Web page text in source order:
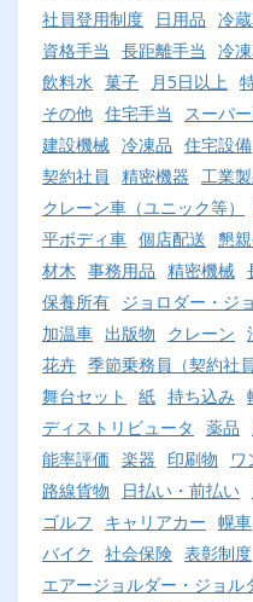
社員登用制度
日用品 冷
資格手当
長距離手当 冷
飲料水 菓子 月5日以上
その他 住宅手当 スーパ
建設機械 冷凍品 住宅設備
契約社員
精密機器 工業
クレーン車（ユニック等）
平ボディ車 個店配送 懇
材木 事務用品 精密機械
保養所有 ジョロダー・ジ
加温車 出版物 クレーン
花卉 季節乗務員（契約社員
舞台セット
紙 持ち込み
ディストリビュータ
薬品
能率評価 楽器 印刷物 ワ
路線貨物
日払い・前払い
ゴルフ
キャリアカー 幌車
バイク
社会保険 表彰制度
エアージョルダー・ジョル